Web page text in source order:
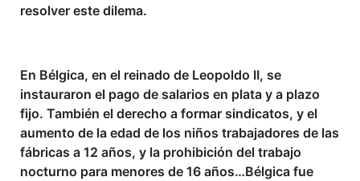
resolver este dilema.
En Bélgica, en el reinado de Leopoldo II, se
instauraron el pago de salarios en plata y a plazo
fijo. También el derecho a formar sindicatos, y el
aumento de la edad de los niños trabajadores de las
fábricas a 12 años, y la prohibición del trabajo
nocturno para menores de 16 años…Bélgica fue